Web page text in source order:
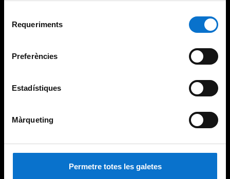
consultar laPolítica de galetes del lloc web de la
Requeriments
Preferències
Estadístiques
Màrqueting
Permetre totes les galetes